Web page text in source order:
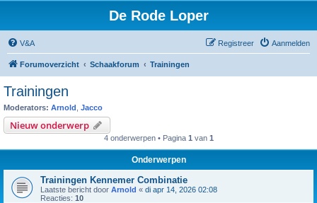
De Rode Loper
V&A Aanmelden
Registreer
Forumoverzicht Schaakforum Trainingen
Trainingen
Moderators: Arnold Jacco
Nieuw onderwerp
4 onderwerpen • Pagina 1 van 1
Onderwerpen
Trainingen Kennemer Combinatie
Laatste bericht door Arnold « di apr 14, 2026 02:08
Reacties: 10